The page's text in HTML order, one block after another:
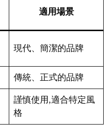
適用場景
現代、簡潔的品牌
傳統、正式的品牌
謹慎使用,適合特定風
格